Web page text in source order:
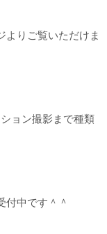
よりご覧いただけま
ン撮影まで種類
付中です＾＾